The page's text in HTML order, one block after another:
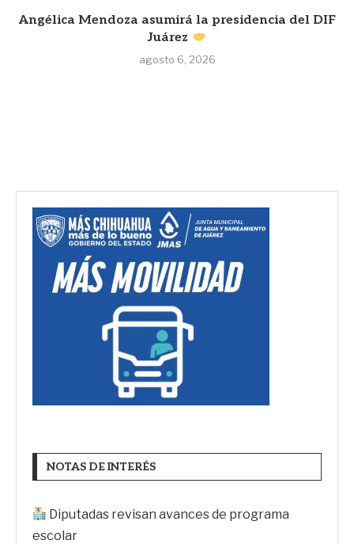
Angélica Mendoza asumirá la presidencia del DIF
Juárez
agosto 6, 2026
NOTAS DE INTERÉS
Diputadas revisan avances de programa
escolar